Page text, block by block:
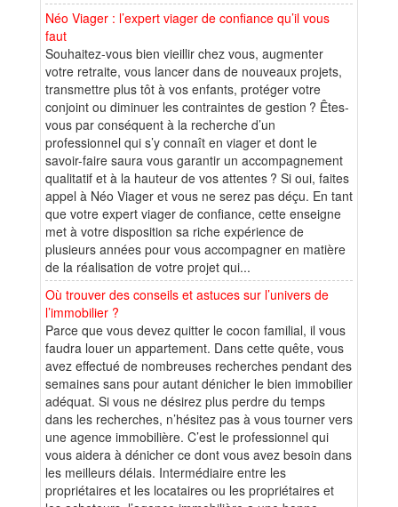
Néo Viager : l’expert viager de confiance qu’il vous
faut
Souhaitez-vous bien vieillir chez vous, augmenter
votre retraite, vous lancer dans de nouveaux projets,
transmettre plus tôt à vos enfants, protéger votre
conjoint ou diminuer les contraintes de gestion ? Êtes-
vous par conséquent à la recherche d’un
professionnel qui s’y connaît en viager et dont le
savoir-faire saura vous garantir un accompagnement
qualitatif et à la hauteur de vos attentes ? Si oui, faites
appel à Néo Viager et vous ne serez pas déçu. En tant
que votre expert viager de confiance, cette enseigne
met à votre disposition sa riche expérience de
plusieurs années pour vous accompagner en matière
de la réalisation de votre projet qui...
Où trouver des conseils et astuces sur l’univers de
l’immobilier ?
Parce que vous devez quitter le cocon familial, il vous
faudra louer un appartement. Dans cette quête, vous
avez effectué de nombreuses recherches pendant des
semaines sans pour autant dénicher le bien immobilier
adéquat. Si vous ne désirez plus perdre du temps
dans les recherches, n’hésitez pas à vous tourner vers
une agence immobilière. C’est le professionnel qui
vous aidera à dénicher ce dont vous avez besoin dans
les meilleurs délais. Intermédiaire entre les
propriétaires et les locataires ou les propriétaires et